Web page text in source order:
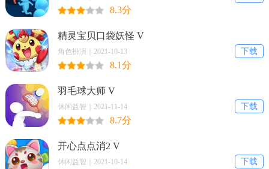
8.3分
精灵宝贝口袋妖怪 V
下载
角色扮演｜2021-10-13
8.1分
羽毛球大师 V
下载
休闲益智｜2021-11-14
8.7分
开心点点消2 V
下载
休闲益智｜2021-10-14